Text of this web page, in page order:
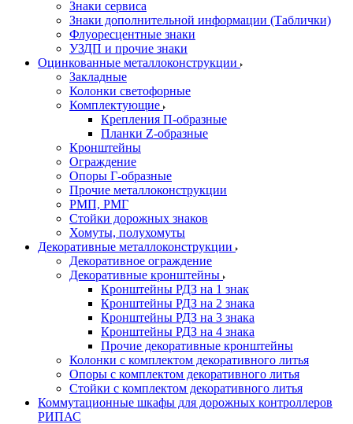
Знаки сервиса
Знаки дополнительной информации (Таблички)
Флуоресцентные знаки
УЗДП и прочие знаки
Оцинкованные металлоконструкции
Закладные
Колонки светофорные
Комплектующие
Крепления П-образные
Планки Z-образные
Кронштейны
Ограждение
Опоры Г-образные
Прочие металлоконструкции
РМП, РМГ
Стойки дорожных знаков
Хомуты, полухомуты
Декоративные металлоконструкции
Декоративное ограждение
Декоративные кронштейны
Кронштейны РДЗ на 1 знак
Кронштейны РДЗ на 2 знака
Кронштейны РДЗ на 3 знака
Кронштейны РДЗ на 4 знака
Прочие декоративные кронштейны
Колонки с комплектом декоративного литья
Опоры с комплектом декоративного литья
Стойки с комплектом декоративного литья
Коммутационные шкафы для дорожных контроллеров
РИПАС